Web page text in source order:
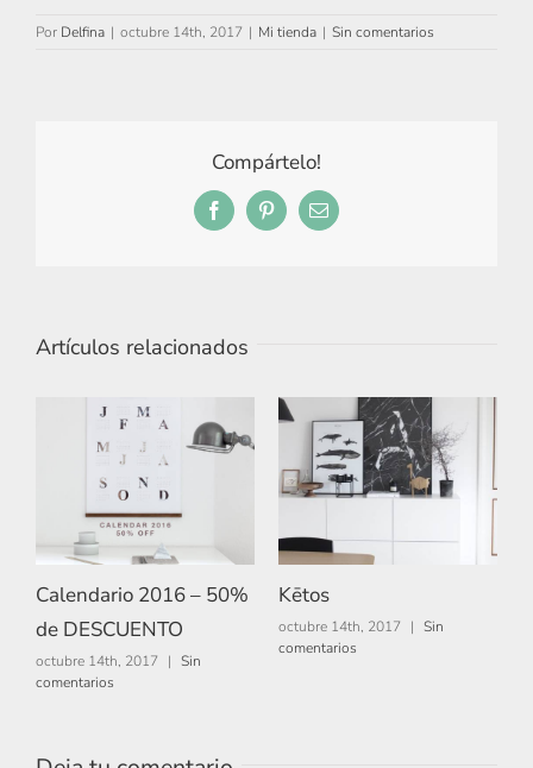
Por Delfina | octubre 14th, 2017 | Mi tienda | Sin comentarios
Compártelo!
FacebookPinterestCorreo
electrónico
Artículos relacionados
Calendario 2016 – 50%
de DESCUENTO
octubre 14th, 2017 | Sin
comentarios
Kētos
octubre 14th, 2017 | Sin
comentarios